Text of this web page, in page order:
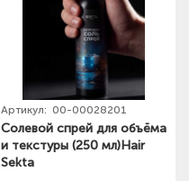
Артикул: 00-00028201
Cолевой спрей для объёма
и текстуры (250 мл)Hair
Sekta